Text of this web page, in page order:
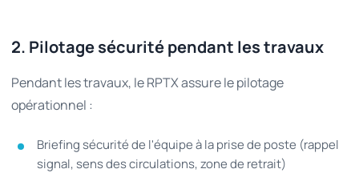
2. Pilotage sécurité pendant les travaux
Pendant les travaux, le RPTX assure le pilotage
opérationnel :
Briefing sécurité de l'équipe à la prise de poste (rappel
signal, sens des circulations, zone de retrait)